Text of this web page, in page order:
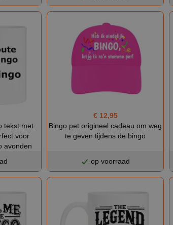
tekst met
voor
avonden
€ 12,95
Bingo pet origineel cadeau om weg
te geven tijdens de bingo
op voorraad